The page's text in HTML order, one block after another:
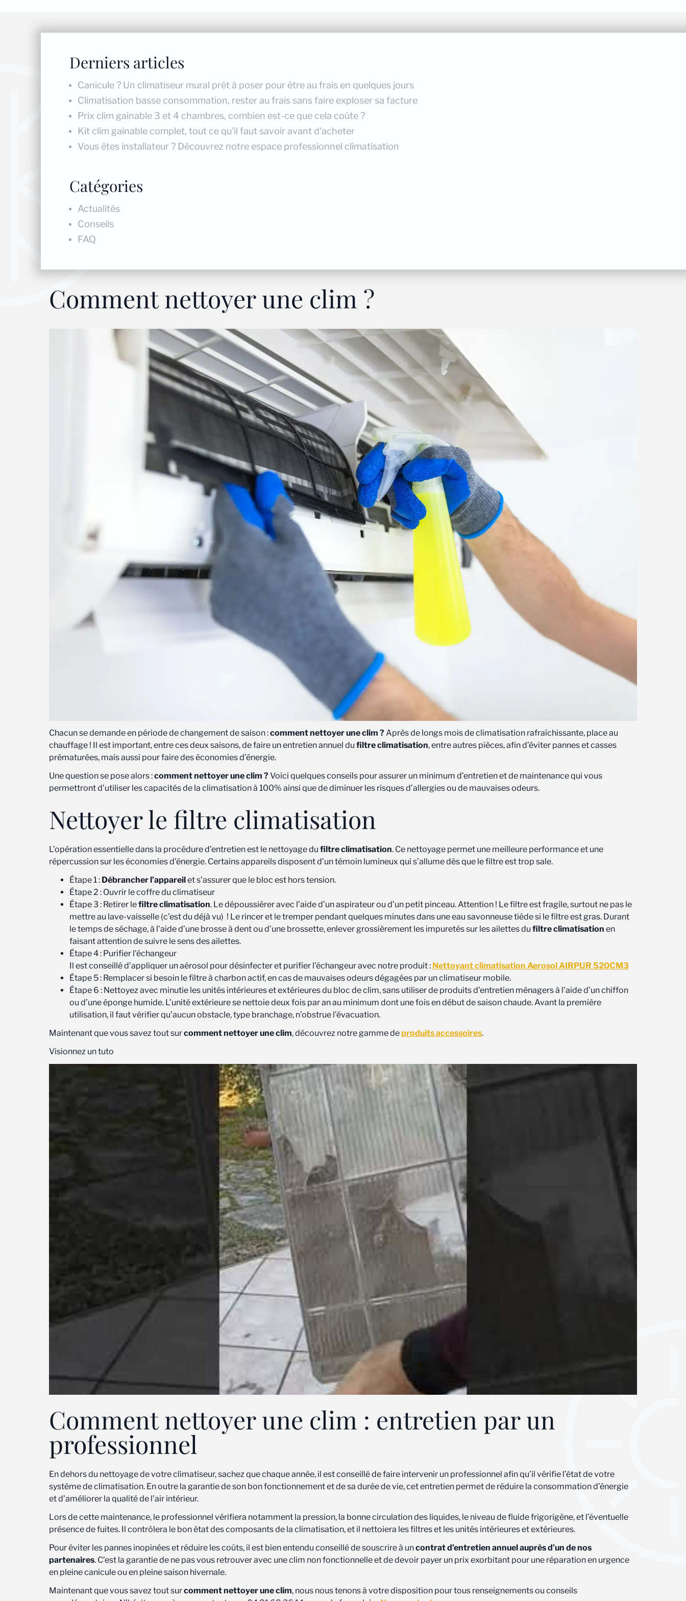
Comment nettoyer une clim ?
Chacun se demande en période de changement de saison :comment nettoyer une clim ? Après de longs mois de climatisation rafraîchissante, place au
chauffage ! Il est important, entre ces deux saisons, de faire un entretien annuel du filtre climatisation, entre autres pièces, afin d’éviter pannes et casses
prématurées, mais aussi pour faire des économies d’énergie.
Une question se pose alors :comment nettoyer une clim ? Voici quelques conseils pour assurer un minimum d’entretien et de maintenance qui vous
permettront d’utiliser les capacités de la climatisation à 100% ainsi que de diminuer les risques d’allergies ou de mauvaises odeurs.
Nettoyer le filtre climatisation
L’opération essentielle dans la procédure d’entretien est le nettoyage du filtre climatisation. Ce nettoyage permet une meilleure performance et une
répercussion sur les économies d’énergie. Certains appareils disposent d’un témoin lumineux qui s’allume dès que le filtre est trop sale.
Étape 1 : Débrancher l’appareilet s’assurer que le bloc est hors tension.
Étape 2 : Ouvrir le coffre du climatiseur
Étape 3 : Retirer lefiltre climatisation. Le dépoussiérer avec l’aide d’un aspirateur ou d’un petit pinceau. Attention ! Le filtre est fragile, surtout ne pas le
mettre au lave-vaisselle (c’est du déjà vu) ! Le rincer et le tremper pendant quelques minutes dans une eau savonneuse tiède si le filtre est gras. Durant
le temps de séchage, à l’aide d’une brosse à dent ou d’une brossette, enlever grossièrement les impuretés sur les ailettes du filtre climatisation en
faisant attention de suivre le sens des ailettes.
Étape 4 : Purifier l’échangeur
Il est conseillé d’appliquer un aérosol pour désinfecter et purifier l’échangeur avec notre produit : Nettoyant climatisation Aerosol AIRPUR 520CM3
Étape 5 : Remplacer si besoin le filtre à charbon actif, en cas de mauvaises odeurs dégagées par un climatiseur mobile.
Étape 6 : Nettoyez avec minutie les unités intérieures et extérieures du bloc de clim, sans utiliser de produits d’entretien ménagers à l’aide d’un chiffon
ou d’une éponge humide. L’unité extérieure se nettoie deux fois par an au minimum dont une fois en début de saison chaude. Avant la première
utilisation, il faut vérifier qu’aucun obstacle, type branchage, n’obstrue l’évacuation.
Maintenant que vous savez tout surcomment nettoyer une clim, découvrez notre gamme deproduits accessoires.
Visionnez un tuto
Comment nettoyer une clim : entretien par un
professionnel
En dehors du nettoyage de votre climatiseur, sachez que chaque année, il est conseillé de faire intervenir un professionnel afin qu’il vérifie l’état de votre
système de climatisation. En outre la garantie de son bon fonctionnement et de sa durée de vie, cet entretien permet de réduire la consommation d’énergie
et d’améliorer la qualité de l’air intérieur.
Lors de cette maintenance, le professionnel vérifiera notamment la pression, la bonne circulation des liquides, le niveau de fluide frigorigène, et l’éventuelle
présence de fuites. Il contrôlera le bon état des composants de la climatisation, et il nettoiera les filtres et les unités intérieures et extérieures.
Pour éviter les pannes inopinées et réduire les coûts, il est bien entendu conseillé de souscrire à uncontrat d’entretien annuel auprès d’un de nos
partenaires. C’est la garantie de ne pas vous retrouver avec une clim non fonctionnelle et de devoir payer un prix exorbitant pour une réparation en urgence
en pleine canicule ou en pleine saison hivernale.
Maintenant que vous savez tout surcomment nettoyer une clim, nous nous tenons à votre disposition pour tous renseignements ou conseils
Derniers articles
Canicule ? Un climatiseur mural prêt à poser pour être au frais en quelques jours
Climatisation basse consommation, rester au frais sans faire exploser sa facture
Prix clim gainable 3 et 4 chambres, combien est-ce que cela coûte ?
Kit clim gainable complet, tout ce qu'il faut savoir avant d'acheter
Vous êtes installateur ? Découvrez notre espace professionnel climatisation
Catégories
Actualités
Conseils
FAQ